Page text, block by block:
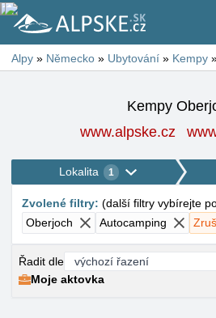
Alpy » Německo » Ubytování » Kempy
Kempy
www.alpske.cz
Lokalita 1
Zvolené filtry: (další filtry vybírejte
Oberjoch
Autocamping
Řadit dle
Moje aktovka